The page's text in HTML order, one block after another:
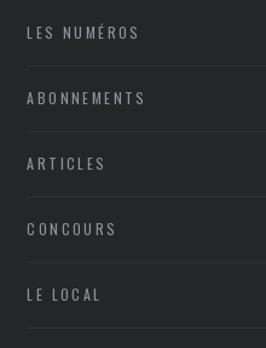
LES NUMÉROS
ABONNEMENTS
ARTICLES
CONCOURS
LE LOCAL